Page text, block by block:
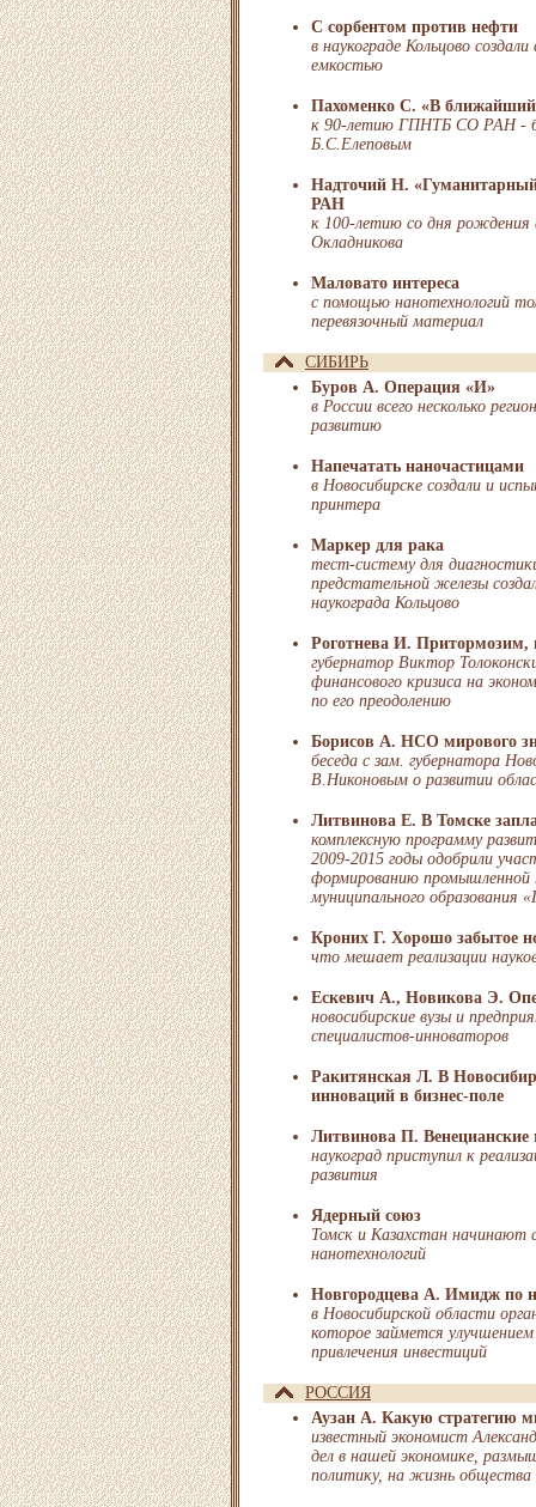
С сорбентом против нефти
в наукограде Кольцово
емкостью
Пахоменко С. «В ближайший
к 90-летию ГПНТБ СО РАН -
Б.С.Елеповым
Надточий Н.
РАН
к 100-летию со дня рождения
Окладникова
Маловато интереса
с помощью нанотехнологий
перевязочный материал
СИБИРЬ
Буров А. Операция «И»
в России всего несколько
развитию
Напечатать наночастицами
в Новосибирске создали и
принтера
Маркер для рака
тест-систему для
предстательной железы
наукограда Кольцово
Роготнева И. Притормозим,
губернатор Виктор
финансового кризиса на
по его преодолению
Борисов А. НСО мирового
беседа с зам. губернатора
В.Никоновым о развитии
Литвинова Е. В Томске
комплексную программу
2009-2015 годы одобрили
формированию
муниципального образования
Кроних Г. Хорошо забытое
что мешает реализации
Ескевич А., Новикова Э.
новосибирские вузы и
специалистов-инноваторов
Ракитянская Л. В
инноваций в бизнес-поле
Литвинова П. Венецианские
наукоград приступил к
развития
Ядерный союз
Томск и Казахстан начинают
нанотехнологий
Новгородцева А. Имидж по
в Новосибирской области
которое займется
привлечения инвестиций
РОССИЯ
Аузан А. Какую стратегию
известный экономист
дел в нашей экономике,
политику, на жизнь общества